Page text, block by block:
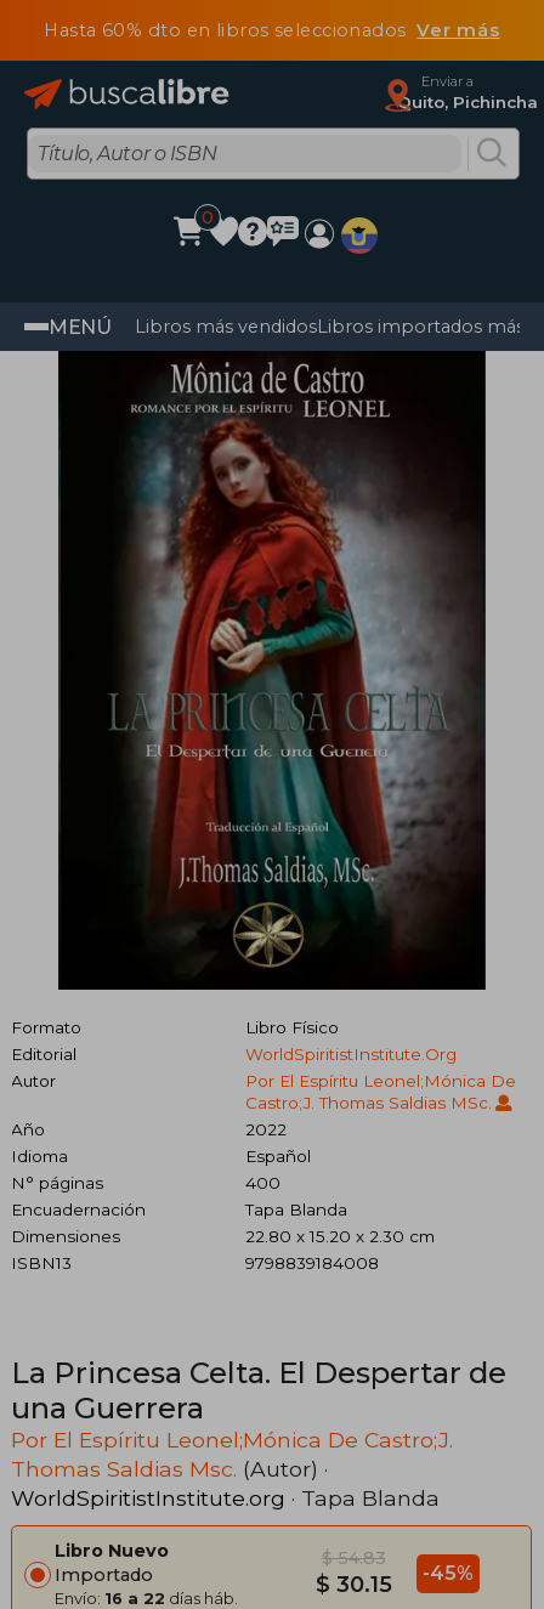
Hasta 60% dto en libros seleccionadosVer más
Enviar a
Quito, Pichincha
0
MENÚ Libros más vendidosLibros importados más
Formato
Libro Físico
Editorial
WorldSpiritistInstitute.org
Autor
Por El Espíritu Leonel;Mónica De
Castro;J. Thomas Saldias MSc.
Año
2022
Idioma
Español
N° páginas
400
Encuadernación
Tapa Blanda
Dimensiones
22.80 x 15.20 x 2.30 cm
ISBN13
9798839184008
La Princesa Celta. El Despertar de
una Guerrera
Por El Espíritu Leonel;Mónica De Castro;J.
Thomas Saldias Msc. (Autor) ·
WorldSpiritistInstitute.org · Tapa Blanda
Libro Nuevo
Importado
Envío: 16 a 22 días háb.
$ 54.83
$ 30.15 -45%